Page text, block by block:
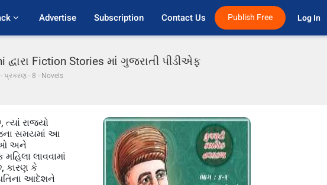
Advertise Subscription Contact Us Publish Free Log In
Fiction Stories માં ગુજરાતી પીડીએફ
પ્રકરણ - 8 - Novels
રાજ્યો
સમયમાં આ
અને
લાવવામાં
કારણ કે
પતિના આદેશને